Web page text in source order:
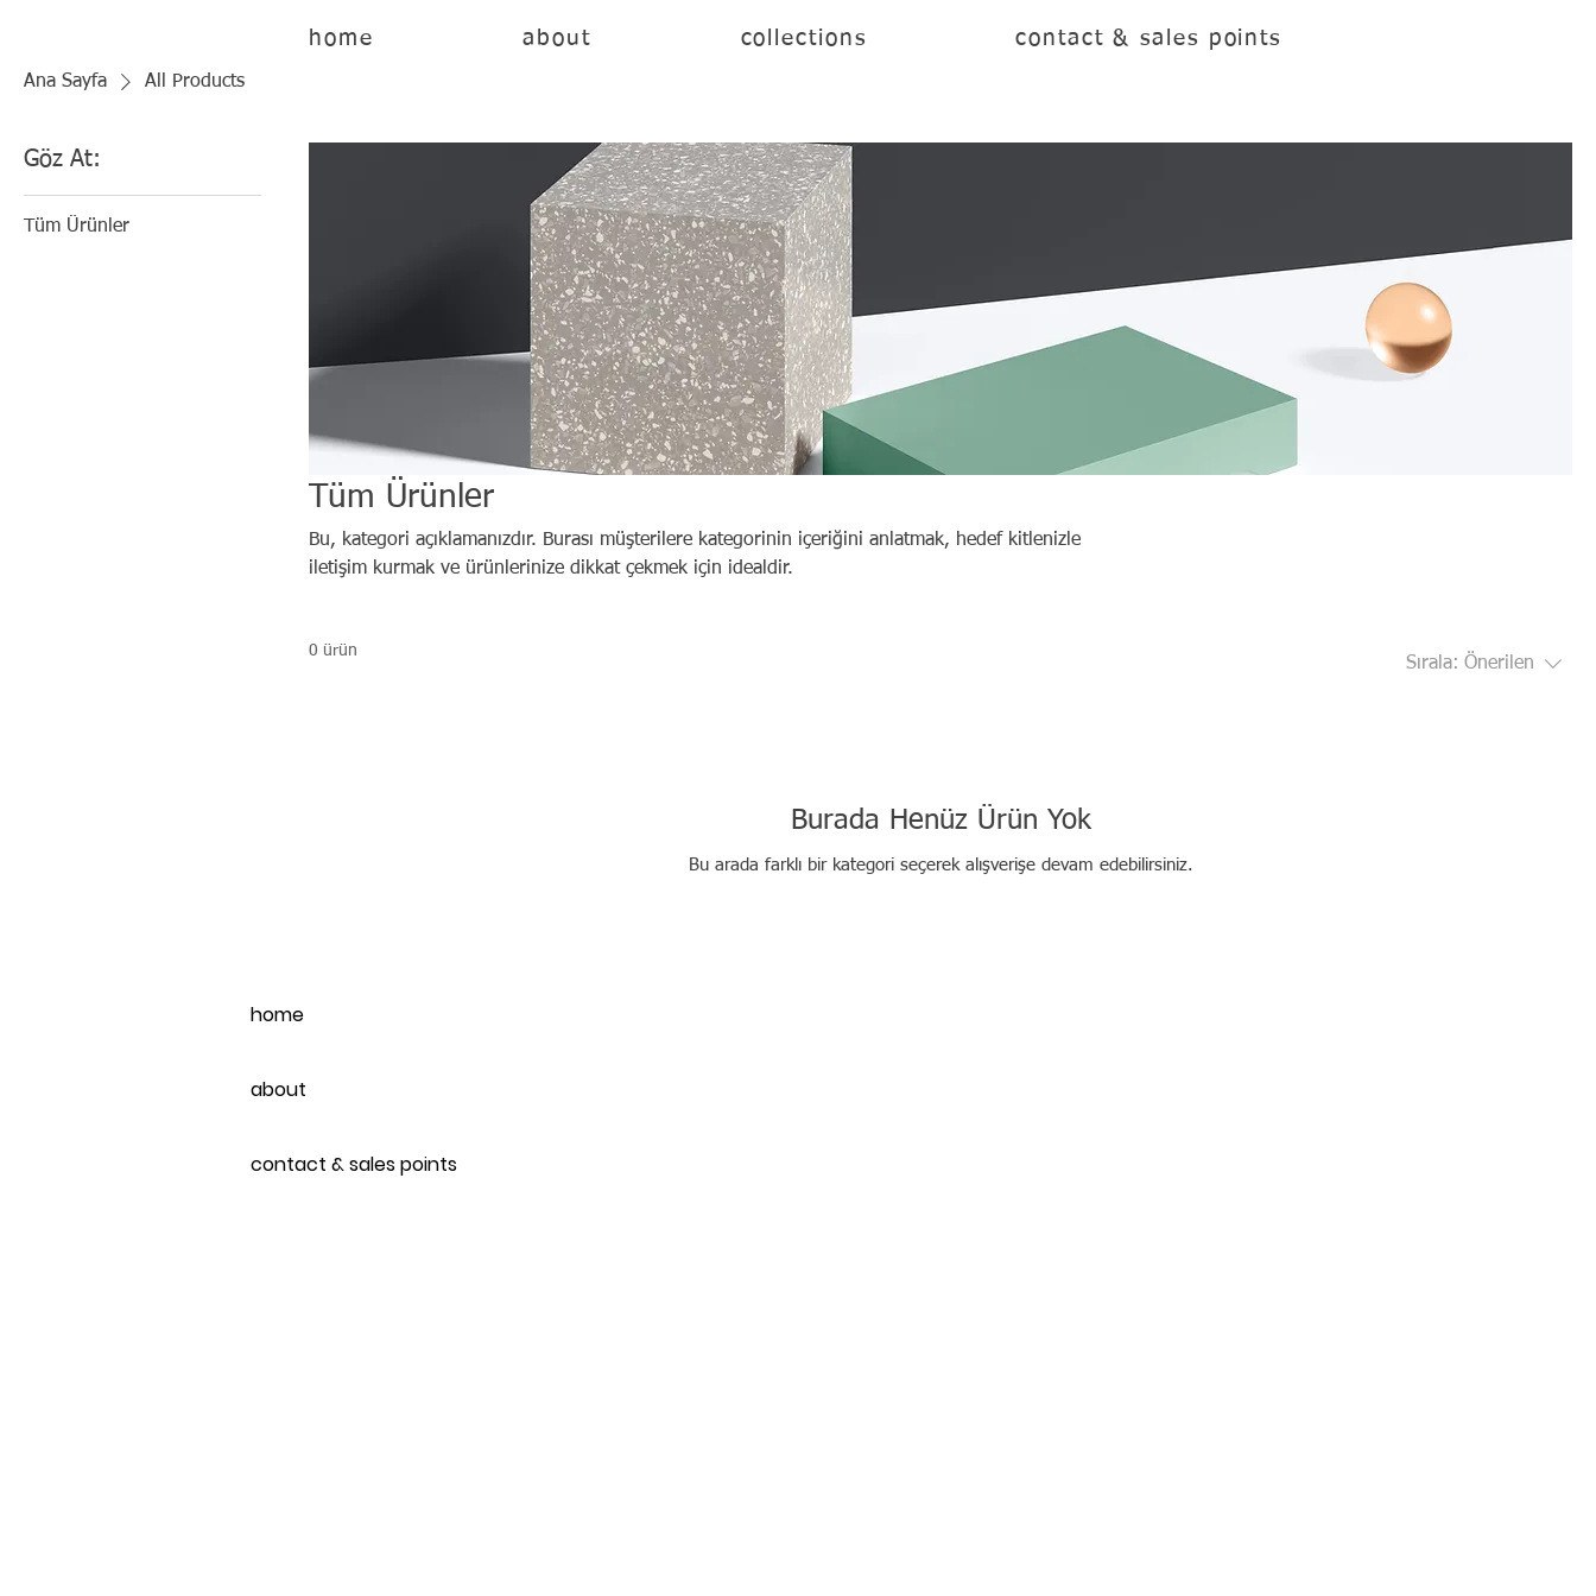
home about collections contact & sales points
Ana Sayfa All Products
Göz At:
Tüm Ürünler
Tüm Ürünler
Bu, kategori açıklamanızdır. Burası müşterilere kategorinin içeriğini anlatmak, hedef kitlenizle
iletişim kurmak ve ürünlerinize dikkat çekmek için idealdir.
0 ürün
Sırala: Önerilen
Burada Henüz Ürün Yok
Bu arada farklı bir kategori seçerek alışverişe devam edebilirsiniz.
home
about
contact & sales points